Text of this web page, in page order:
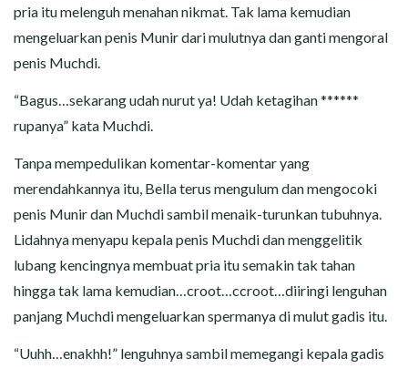
pria itu melenguh menahan nikmat. Tak lama kemudian
mengeluarkan penis Munir dari mulutnya dan ganti mengoral
penis Muchdi.
“Bagus…sekarang udah nurut ya! Udah ketagihan ******
rupanya” kata Muchdi.
Tanpa mempedulikan komentar-komentar yang
merendahkannya itu, Bella terus mengulum dan mengocoki
penis Munir dan Muchdi sambil menaik-turunkan tubuhnya.
Lidahnya menyapu kepala penis Muchdi dan menggelitik
lubang kencingnya membuat pria itu semakin tak tahan
hingga tak lama kemudian…croot…ccroot…diiringi lenguhan
panjang Muchdi mengeluarkan spermanya di mulut gadis itu.
“Uuhh…enakhh!” lenguhnya sambil memegangi kepala gadis